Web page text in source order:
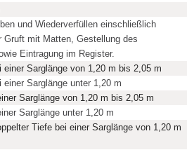
und Wiederverfüllen einschließlich
Gruft mit Matten, Gestellung des
Eintragung im Register.
einer Sarglänge von 1,20 m bis 2,05 m
einer Sarglänge unter 1,20 m
Sarglänge von 1,20 m bis 2,05 m
Sarglänge unter 1,20 m
Tiefe bei einer Sarglänge von 1,20 m